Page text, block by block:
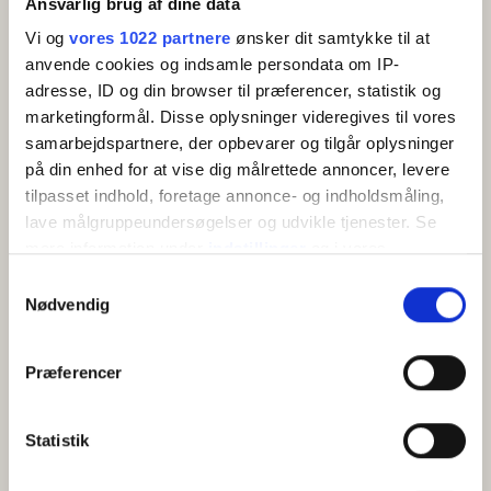
Vi og vores 1022 partnere ønsker dit samtykke til at
anvende cookies og indsamle persondata om IP-
adresse, ID og din browser til præferencer, statistik og
marketingformål. Disse oplysninger videregives til vores
samarbejdspartnere, der opbevarer og tilgår oplysninger
på din enhed for at vise dig målrettede annoncer, levere
tilpasset indhold, foretage annonce- og indholdsmåling,
lave målgruppeundersøgelser og udvikle tjenester. Se
tilbage eller ændre indstillinger fra vores
"Cookiedeklaration", eller ved at trykke på "Privacy
Indsamle præcise oplysninger om din placering,
Nødvendig
Præferencer
Statistik
inviterer til afslapning og underholdning. Stuen har
udgang til en overdækket altan med siddepladser og
skøn havudsigt.
Ladestandere til elbiler findes på en nærliggende
parkeringsplads på Sænevej 1 og er ikke tilknyttet
ferieboligen.
Altan/terrasse
Køleskab
Kaffemaskine/elkedel
Køkken
Grill
+